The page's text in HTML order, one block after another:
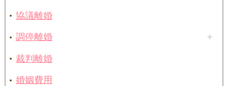
協議離婚
調停離婚
裁判離婚
婚姻費用